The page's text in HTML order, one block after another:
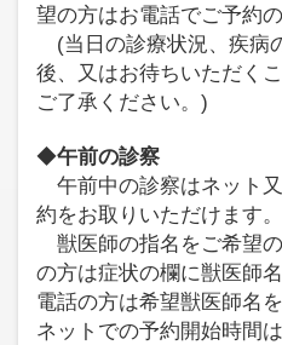
望の方はお電話でご予約
(当日の診療状況、疾病
後、又はお待ちいただく
ご了承ください。)
◆午前の診察
午前中の診察はネット
約をお取りいただけます。
獣医師の指名をご希望
の方は症状の欄に獣医師
電話の方は希望獣医師名
ネットでの予約開始時間